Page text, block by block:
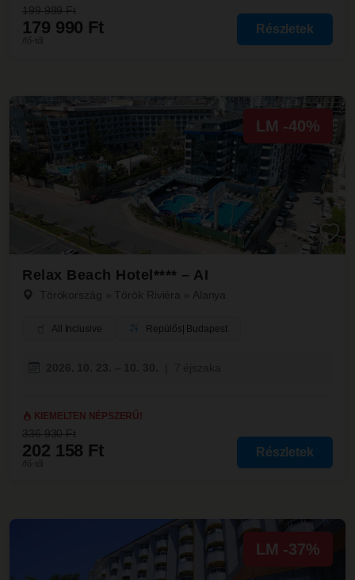
199 989 Ft
179 990 Ft
/fő-től
Részletek
LM -40%
Relax Beach Hotel**** – AI
Törökország » Török Riviéra » Alanya
All Inclusive Repülős| Budapest
KIEMELTEN NÉPSZERŰ!
336 930 Ft
202 158 Ft
/fő-től
Részletek
LM -37%